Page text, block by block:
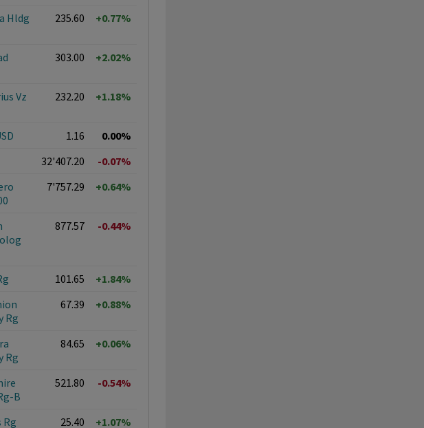
Hldg
235.60 +0.77%
303.00 +2.02%
Vz
232.20 +1.18%
1.16
0.00%
32'407.20
-0.07%
7'757.29 +0.64%
877.57 -0.44%
101.65
+1.84%
Rg
67.39 +0.88%
Rg
84.65 +0.06%
B
521.80 -0.54%
Rg 25.40
+1.07%